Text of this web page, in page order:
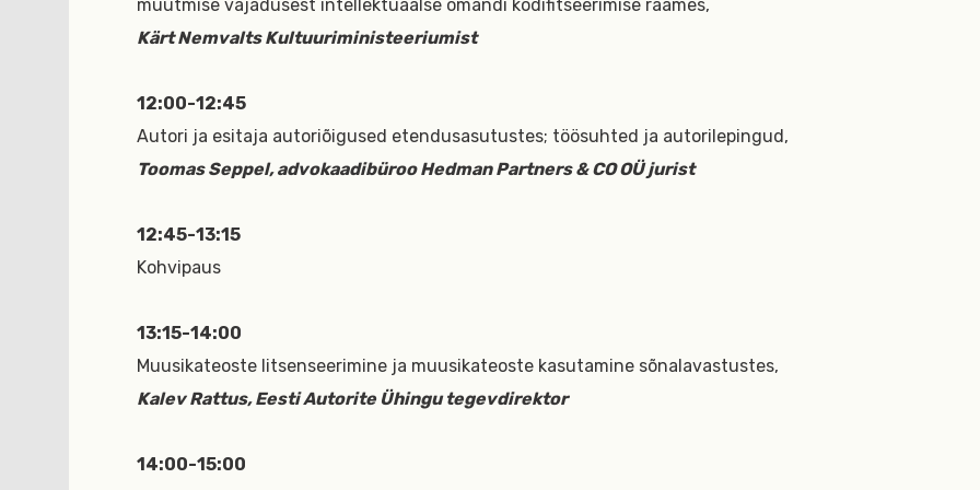
muutmise vajadusest intellektuaalse omandi kodifitseerimise raames,
Kärt Nemvalts Kultuuriministeeriumist
12:00-12:45
Autori ja esitaja autoriõigused etendusasutustes; töösuhted ja autorilepingud,
Toomas Seppel, advokaadibüroo Hedman Partners & CO OÜ jurist
12:45-13:15
Kohvipaus
13:15-14:00
Muusikateoste litsenseerimine ja muusikateoste kasutamine sõnalavastustes,
Kalev Rattus, Eesti Autorite Ühingu tegevdirektor
14:00-15:00